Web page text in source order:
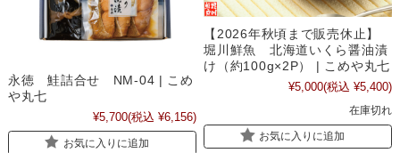
永徳 鮭詰合せ NM-04 | こめ
や丸七
¥5,700(税込 ¥6,156)
お気に入りに追加
【2026年秋頃まで販売休止】
堀川鮮魚 北海道いくら醤油漬
け（約100g×2P） | こめや丸七
¥5,000(税込 ¥5,400)
在庫切れ
お気に入りに追加